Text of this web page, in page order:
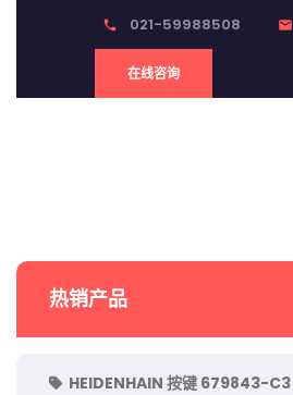
phone 021-59988508 email
在线咨询
热销产品
HEIDENHAIN 按键 679843-C3